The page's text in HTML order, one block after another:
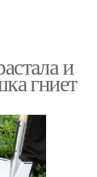
и
гниет